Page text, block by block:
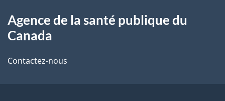
i
s
propos
de
ce
Agence de la santé publique du
Canada
Contactez-nous